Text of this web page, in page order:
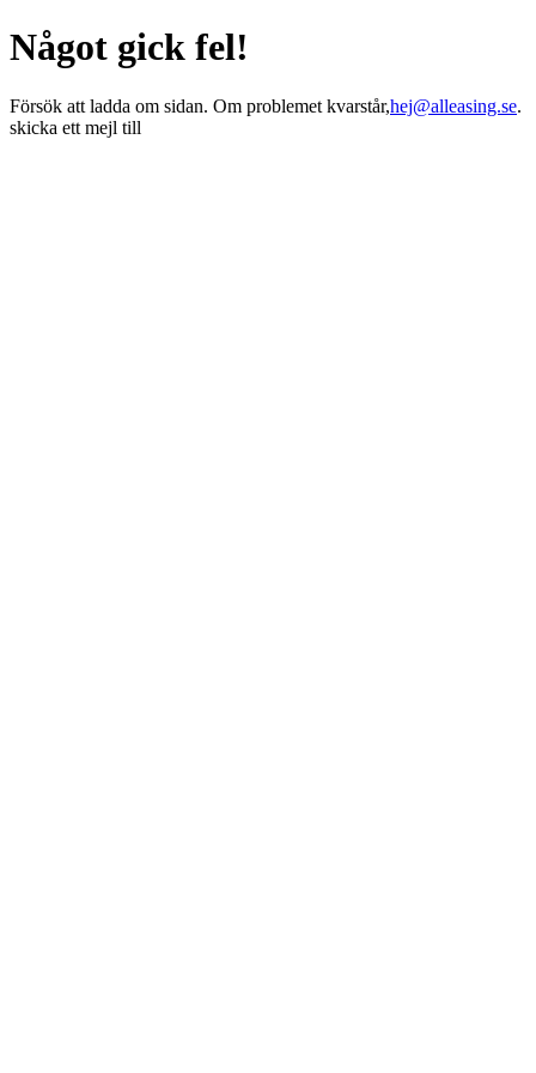
Något gick fel!
Försök att ladda om sidan. Om problemet kvarstår,hej@alleasing.se.
skicka ett mejl till